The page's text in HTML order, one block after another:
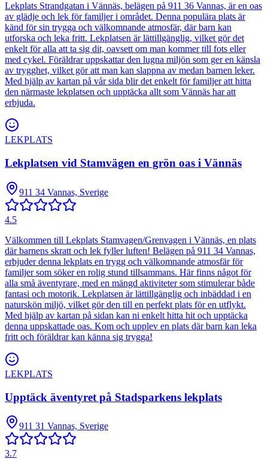
Lekplats Strandgatan i Vännäs, belägen på 911 36 Vannas, är en oas
av glädje och lek för familjer i området. Denna populära plats är
känd för sin trygga och välkomnande atmosfär, där barn kan
utforska och leka fritt. Lekplatsen är lättillgänglig, vilket gör det
enkelt för alla att ta sig dit, oavsett om man kommer till fots eller
med cykel. Föräldrar uppskattar den lugna miljön som ger en känsla
av trygghet, vilket gör att man kan slappna av medan barnen leker.
Med hjälp av kartan på vår sida blir det enkelt för familjer att hitta
den närmaste lekplatsen och upptäcka allt som Vännäs har att
erbjuda.
LEKPLATS
Lekplatsen vid Stamvägen en grön oas i Vännäs
911 34 Vannas, Sverige
4.5
Välkommen till Lekplats Stamvagen/Grenvagen i Vännäs, en plats
där barnens skratt och lek fyller luften! Belägen på 911 34 Vannas,
erbjuder denna lekplats en trygg och välkomnande atmosfär för
familjer som söker en rolig stund tillsammans. Här finns något för
alla små äventyrare, med en mängd aktiviteter som stimulerar både
fantasi och motorik. Lekplatsen är lättillgänglig och inbäddad i en
naturskön miljö, vilket gör den till en perfekt plats för en utflykt.
Med hjälp av kartan på sidan kan ni enkelt hitta hit och upptäcka
denna uppskattade oas. Kom och upplev en plats där barn kan leka
fritt och föräldrar kan känna sig trygga!
LEKPLATS
Upptäck äventyret på Stadsparkens lekplats
911 31 Vannas, Sverige
3.7